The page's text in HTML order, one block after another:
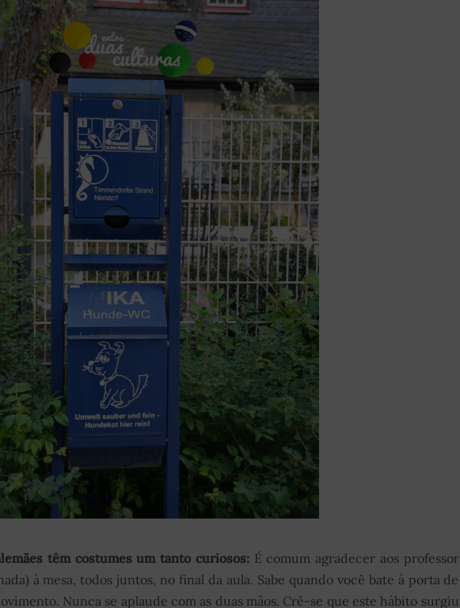
têm costumes um tanto curiosos:É comum agradecer aos professor
à mesa, todos juntos, no final da aula. Sabe quando você bate à porta de
Nunca se aplaude com as duas mãos. Crê-se que este hábito surgiu